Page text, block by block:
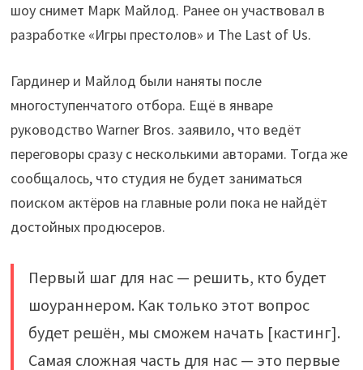
шоу снимет Марк Майлод. Ранее он участвовал в
разработке «Игры престолов» и The Last of Us.
Гардинер и Майлод были наняты после
многоступенчатого отбора. Ещё в январе
руководство Warner Bros. заявило, что ведёт
переговоры сразу с несколькими авторами. Тогда же
сообщалось, что студия не будет заниматься
поиском актёров на главные роли пока не найдёт
достойных продюсеров.
Первый шаг для нас — решить, кто будет
шоураннером. Как только этот вопрос
будет решён, мы сможем начать [кастинг].
Самая сложная часть для нас — это первые